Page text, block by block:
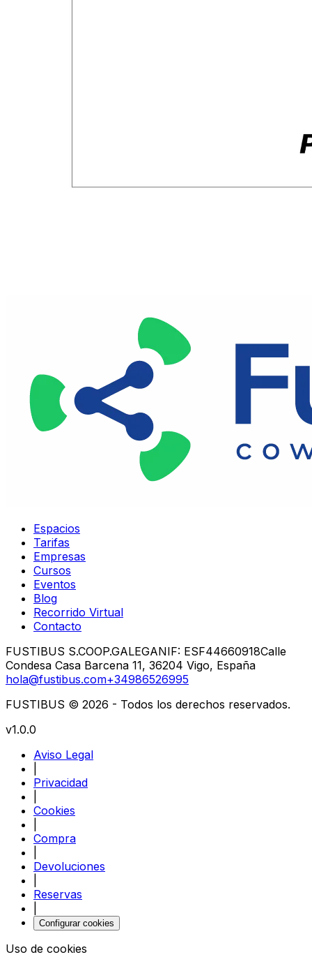
Espacios
Tarifas
Empresas
Cursos
Eventos
Blog
Recorrido Virtual
Contacto
FUSTIBUS S.COOP.GALEGANIF: ESF44660918Calle
Condesa Casa Barcena 11, 36204 Vigo, España
hola@fustibus.com+34986526995
FUSTIBUS © 2026 - Todos los derechos reservados.
v1.0.0
Aviso Legal
Privacidad
Cookies
Compra
Devoluciones
Reservas
Configurar cookies
Uso de cookies